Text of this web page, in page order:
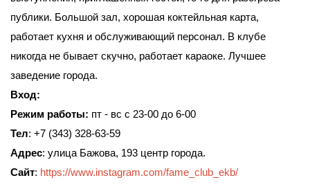
публики. Большой зал, хорошая коктейльная карта,
работает кухня и обслуживающий персонал. В клубе
никогда не бывает скучно, работает караоке. Лучшее
заведение города.
Вход:
Режим работы: пт - вс с 23-00 до 6-00
Тел: +7 (343) 328-63-59
Адрес: улица Бажова, 193 центр города.
Сайт: https://www.instagram.com/fame_club_ekb/